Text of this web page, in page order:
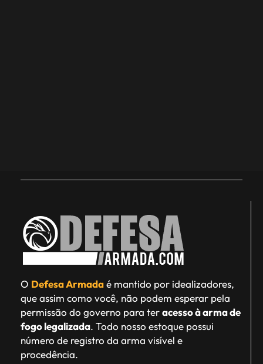
O Defesa Armadaé mantido por idealizadores,
que assim como você, não podem esperar pela
permissão do governo para teracesso à arma de
fogo legalizada. Todo nosso estoque possui
número de registro da arma visível e
procedência.